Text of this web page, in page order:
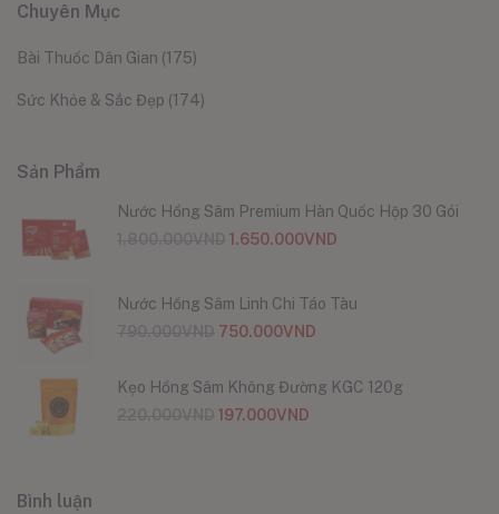
Chuyên Mục
Bài Thuốc Dân Gian (175)
Sức Khỏe & Sắc Đẹp (174)
Sản Phẩm
Nước Hồng Sâm Premium Hàn Quốc Hộp 30 Gói
1.650.000VND
Nước Hồng Sâm Linh Chi Táo Tàu
750.000VND
Kẹo Hồng Sâm Không Đường KGC 120g
197.000VND
Bình luận